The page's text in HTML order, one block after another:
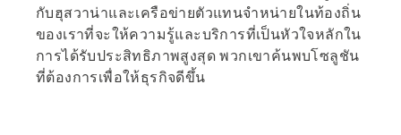
กับฮุสวาน่าและเครือข่ายตัวแทนจำหน่ายในท้องถิ่น
ของเราที่จะให้ความรู้และบริการที่เป็นหัวใจหลักใน
การได้รับประสิทธิภาพสูงสุด พวกเขาค้นพบโซลูชัน
ที่ต้องการเพื่อให้ธุรกิจดีขึ้น